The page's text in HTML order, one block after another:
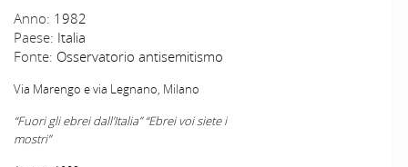
Anno: 1982
Paese: Italia
Fonte: Osservatorio antisemitismo
Via Marengo e via Legnano, Milano
“Fuori gli ebrei dall’Italia” “Ebrei voi siete i
mostri”